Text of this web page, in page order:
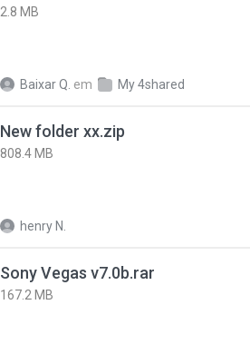
2.8 MB
Baixar Q. em My 4shared
New folder xx.zip
808.4 MB
henry N.
Sony Vegas v7.0b.rar
167.2 MB